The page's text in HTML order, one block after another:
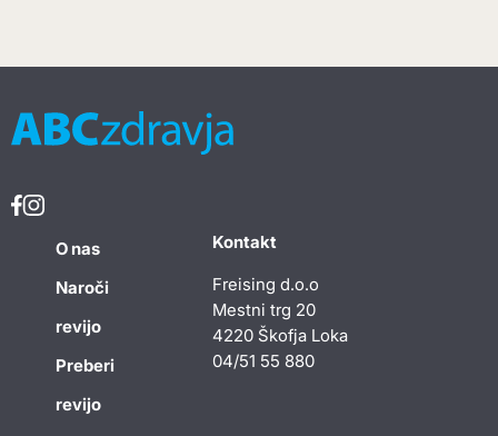
O nas
Naroči
revijo
Preberi
revijo
Kontakt
Freising d.o.o
Mestni trg 20
4220 Škofja Loka
04/51 55 880